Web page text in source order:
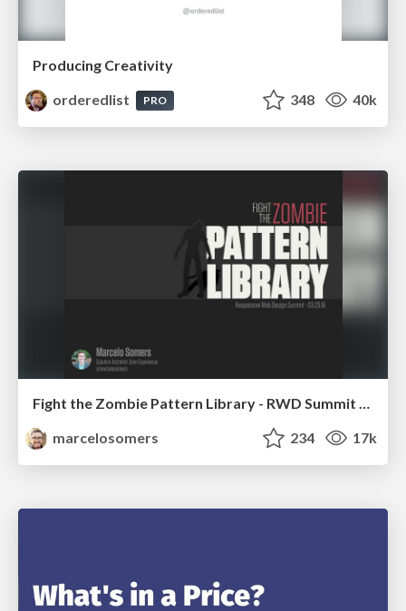
Producing Creativity
orderedlist
PRO 348 40k
marcelosomers
234 17k